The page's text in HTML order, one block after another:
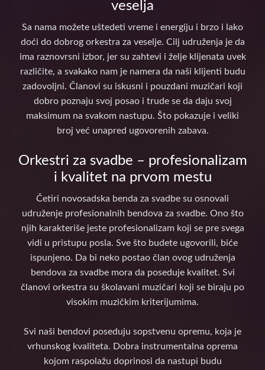
veselja
Sa nama možete uštedeti vreme i energiju i brzo i lako
doći do dobrog orkestra za veselje. Cilj udruženja je da
ima raznovrsni izbor, jer su zahtevi i želje klijenata uvek
različite, a svakako nam je namera da naši klijenti budu
zadovoljni. Članovi su iskusni i pouzdani muzičari koji
dobro poznaju svoj posao i trude se da daju svoj
maksimum na svakom nastupu. Što pokazuje i veliki
broj već unapred ugovorenih zabava.
Orkestri za svadbe – profesionalizam
i kvalitet na prvom mestu
Četiri novosadska benda za svadbe su osnovali
udruženje profesionalnih bendova za svadbe. Ono što
njih karakteriše jeste profesionalizam koji se pre svega
vidi u pristupu posla. Sve što budete ugovorili, biće
ispunjeno. Da bi neko postao član ovog udruženja
bendova za svadbe mora da poseduje kvalitet. Svi
članovi orkestra su školavani muzičari koji se biraju po
visokim muzičkim kriterijumima.
Svi naši bendovi poseduju sopstvenu opremu, koja je
vrhunskog kvaliteta. Dobra instrumentalna oprema
kojom raspolažu doprinosi da nastupi budu